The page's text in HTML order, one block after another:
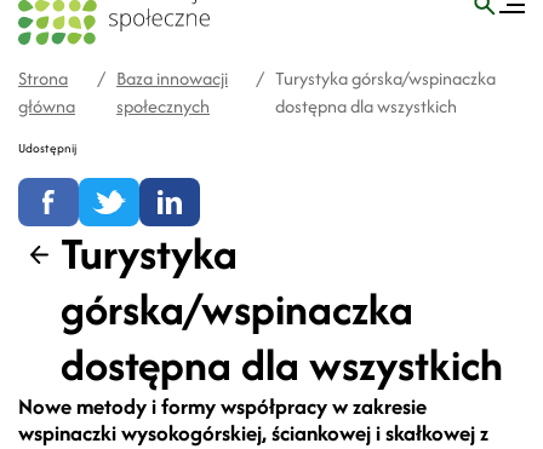
Strona
główna
/ Baza innowacji
społecznych
/ Turystyka górska/wspinaczka
dostępna dla wszystkich
Wstecz
Turystyka
górska/wspinaczka
dostępna dla wszystkich
Nowe metody i formy współpracy w zakresie
wspinaczki wysokogórskiej, ściankowej i skałkowej z
Udostępnij